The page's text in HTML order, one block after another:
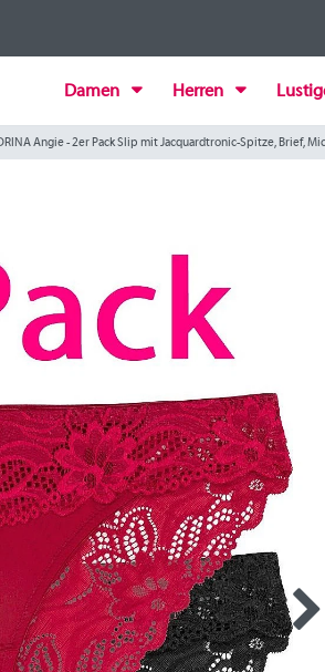
Damen Herren
Angie - 2er Pack Slip mit Jacquardtronic-Spitze, Brief,